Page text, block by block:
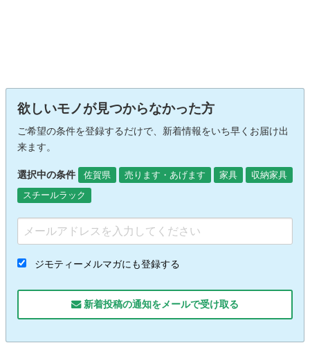
欲しいモノが見つからなかった方
ご希望の条件を登録するだけで、新着情報をいち早くお届け出
来ます。
選択中の条件 佐賀県 売ります・あげます 家具
収納家具
スチールラック
ジモティーメルマガにも登録する
新着投稿の通知をメールで受け取る